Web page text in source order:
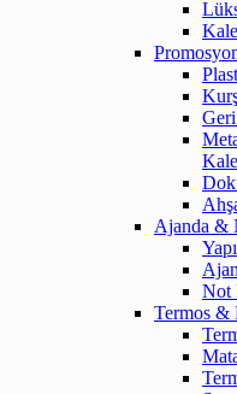
Ajanda &
Not
Termos &